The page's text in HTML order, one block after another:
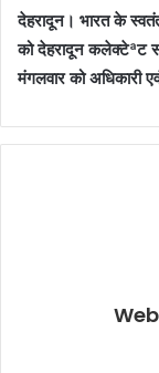
देहरादून। भारत के
को देहरादून कलेक्टेªट
मंगलवार को अधिकारी